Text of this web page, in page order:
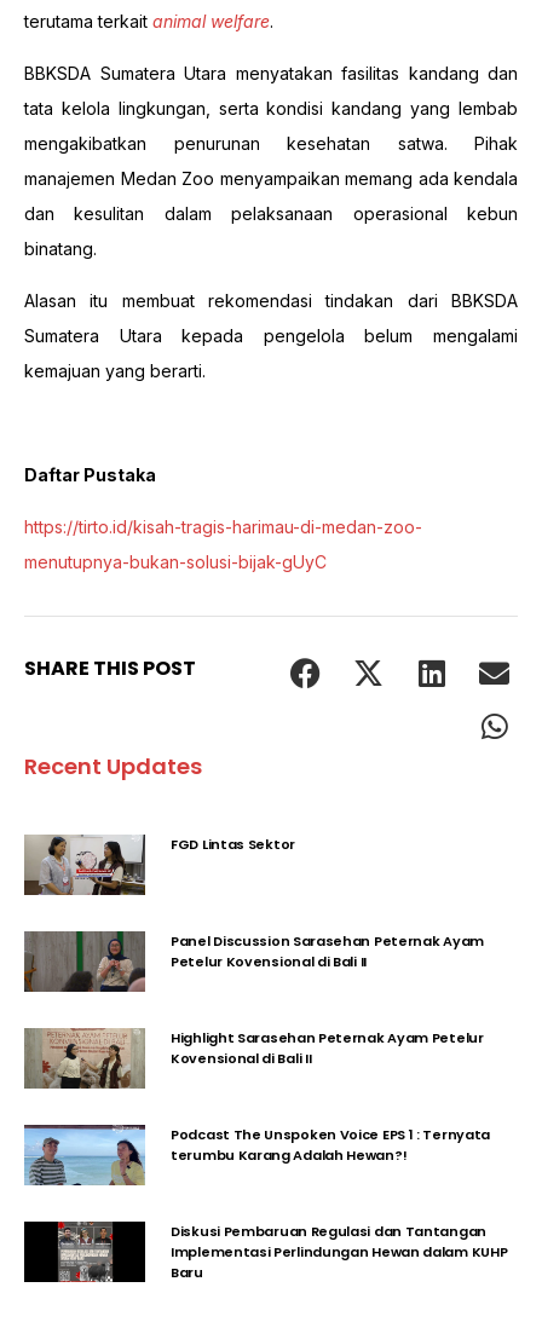
terutama terkait animal welfare.
BBKSDA Sumatera Utara menyatakan fasilitas kandang dan
tata kelola lingkungan, serta kondisi kandang yang lembab
mengakibatkan penurunan kesehatan satwa. Pihak
manajemen Medan Zoo menyampaikan memang ada kendala
dan kesulitan dalam pelaksanaan operasional kebun
binatang.
Alasan itu membuat rekomendasi tindakan dari BBKSDA
Sumatera Utara kepada pengelola belum mengalami
kemajuan yang berarti.
Daftar Pustaka
https://tirto.id/kisah-tragis-harimau-di-medan-zoo-
menutupnya-bukan-solusi-bijak-gUyC
SHARE THIS POST
Recent Updates
FGD Lintas Sektor
Panel Discussion Sarasehan Peternak Ayam
Petelur Kovensional di Bali II
Highlight Sarasehan Peternak Ayam Petelur
Kovensional di Bali II
Podcast The Unspoken Voice EPS 1 : Ternyata
terumbu Karang Adalah Hewan?!
Diskusi Pembaruan Regulasi dan Tantangan
Implementasi Perlindungan Hewan dalam KUHP
Baru